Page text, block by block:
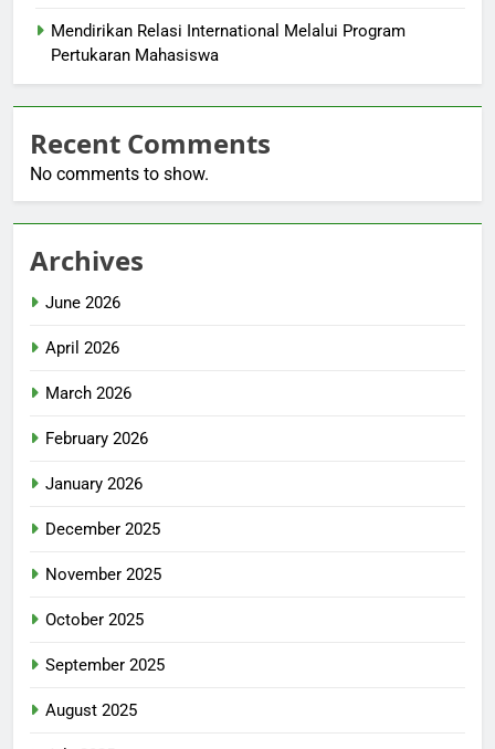
Mendirikan Relasi International Melalui Program
Pertukaran Mahasiswa
Recent Comments
No comments to show.
Archives
June 2026
April 2026
March 2026
February 2026
January 2026
December 2025
November 2025
October 2025
September 2025
August 2025